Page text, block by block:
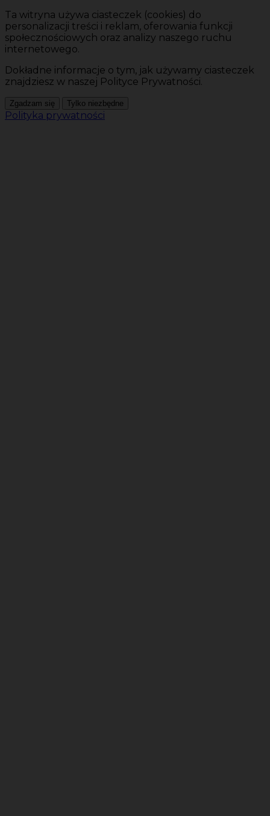
Ta witryna używa ciasteczek (cookies) do
personalizacji treści i reklam, oferowania funkcji
społecznościowych oraz analizy naszego ruchu
internetowego.
Dokładne informacje o tym, jak używamy ciasteczek
znajdziesz w naszej Polityce Prywatności.
Zgadzam się Tylko niezbędne
Polityka prywatności